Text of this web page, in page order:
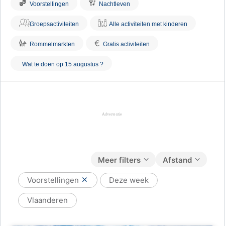
Voorstellingen Nachtleven
Groepsactiviteiten Alle activiteiten met kinderen
Rommelmarkten € Gratis activiteiten
Wat te doen op 15 augustus ?
Afstand
Meer filters
Voorstellingen Deze week
Vlaanderen